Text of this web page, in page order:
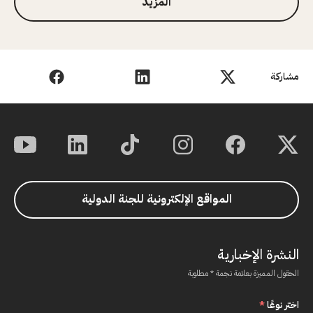
مشاركة
المواقع الإلكترونية للجنة الدولية
النشرة الإخبارية
الحقول المميزة بعلامة نجمة * مطلوبة
اختر نوعًا*